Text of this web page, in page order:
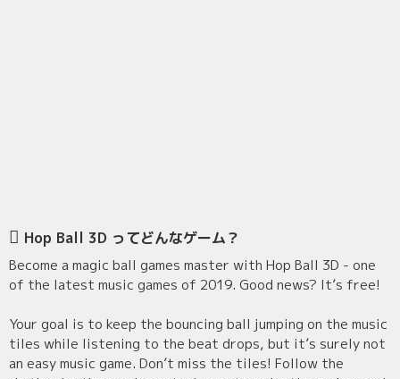
Hop Ball 3D ってどんなゲーム？
Become a magic ball games master with Hop Ball 3D - one
of the latest music games of 2019. Good news? It’s free!
Your goal is to keep the bouncing ball jumping on the music
tiles while listening to the beat drops, but it’s surely not
an easy music game. Don’t miss the tiles! Follow the